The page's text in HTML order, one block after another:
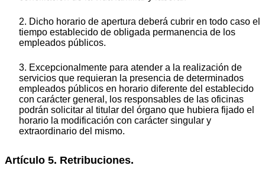
2. Dicho horario de apertura deberá cubrir en todo caso el
tiempo establecido de obligada permanencia de los
empleados públicos.
3. Excepcionalmente para atender a la realización de
servicios que requieran la presencia de determinados
empleados públicos en horario diferente del establecido
con carácter general, los responsables de las oficinas
podrán solicitar al titular del órgano que hubiera fijado el
horario la modificación con carácter singular y
extraordinario del mismo.
Artículo 5. Retribuciones.